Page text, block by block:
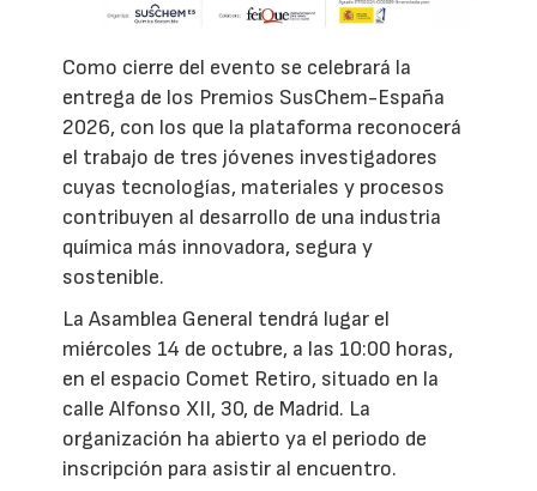
Como cierre del evento se celebrará la
entrega de los Premios SusChem-España
2026, con los que la plataforma reconocerá
el trabajo de tres jóvenes investigadores
cuyas tecnologías, materiales y procesos
contribuyen al desarrollo de una industria
química más innovadora, segura y
sostenible.
La Asamblea General tendrá lugar el
miércoles 14 de octubre, a las 10:00 horas,
en el espacio Comet Retiro, situado en la
calle Alfonso XII, 30, de Madrid. La
organización ha abierto ya el periodo de
inscripción para asistir al encuentro.